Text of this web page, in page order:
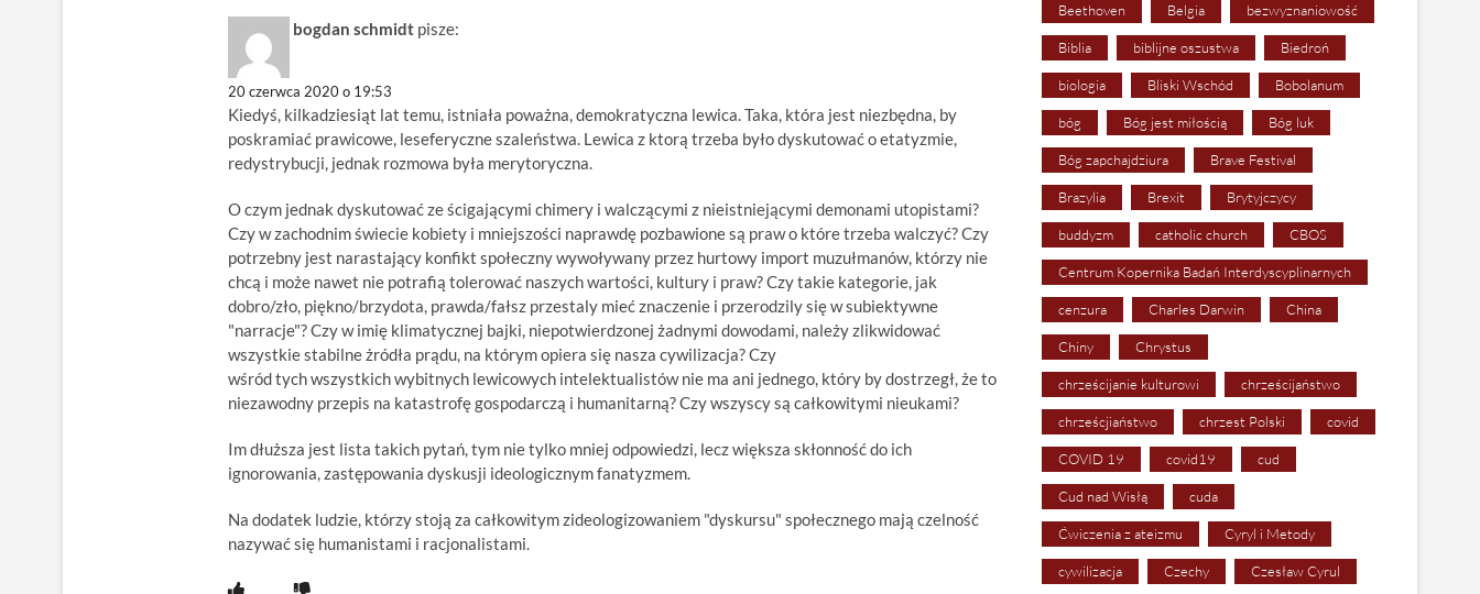
bogdan schmidt pisze:
20 czerwca 2020 o 19:53
Kiedyś, kilkadziesiąt lat temu, istniała poważna, demokratyczna lewica. Taka, która jest niezbędna, by
poskramiać prawicowe, leseferyczne szaleństwa. Lewica z ktorą trzeba było dyskutować o etatyzmie,
redystrybucji, jednak rozmowa była merytoryczna.
O czym jednak dyskutować ze ścigającymi chimery i walczącymi z nieistniejącymi demonami utopistami?
Czy w zachodnim świecie kobiety i mniejszości naprawdę pozbawione są praw o które trzeba walczyć? Czy
potrzebny jest narastający konfikt społeczny wywoływany przez hurtowy import muzułmanów, którzy nie
chcą i może nawet nie potrafią tolerować naszych wartości, kultury i praw? Czy takie kategorie, jak
dobro/zło, piękno/brzydota, prawda/fałsz przestaly mieć znaczenie i przerodzily się w subiektywne
"narracje"? Czy w imię klimatycznej bajki, niepotwierdzonej żadnymi dowodami, należy zlikwidować
wszystkie stabilne żródła prądu, na którym opiera się nasza cywilizacja? Czy
wśród tych wszystkich wybitnych lewicowych intelektualistów nie ma ani jednego, który by dostrzegł, że to
niezawodny przepis na katastrofę gospodarczą i humanitarną? Czy wszyscy są całkowitymi nieukami?
Im dłuższa jest lista takich pytań, tym nie tylko mniej odpowiedzi, lecz większa skłonność do ich
ignorowania, zastępowania dyskusji ideologicznym fanatyzmem.
Na dodatek ludzie, którzy stoją za całkowitym zideologizowaniem "dyskursu" społecznego mają czelność
nazywać się humanistami i racjonalistami.
Beethoven Belgia bezwyznaniowość
Biblia biblijne oszustwa Biedroń
biologia Bliski Wschód Bobolanum
bóg Bóg jest miłością Bóg luk
Bóg zapchajdziura Brave Festival
Brazylia Brexit Brytyjczycy
buddyzm catholic church CBOS
Centrum Kopernika Badań Interdyscyplinarnych
cenzura Charles Darwin China
Chiny Chrystus
chrześcijanie kulturowi chrześcijaństwo
chrześcjiaństwo chrzest Polski covid
COVID 19 covid19 cud
Cud nad Wisłą cuda
Ćwiczenia z ateizmu Cyryl i Metody
cywilizacja Czechy Czesław Cyrul